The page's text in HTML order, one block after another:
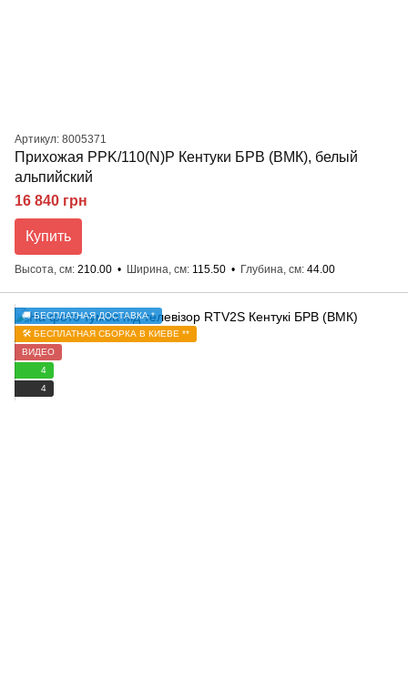
Артикул: 8005371
Прихожая PPK/110(N)P Кентуки БРВ (ВМК), белый
альпийский
16 840 грн
Купить
Высота, см 210.00 Ширина, см 115.50 Глубина, см 44.00
🚚 БЕСПЛАТНАЯ ДОСТАВКА *
🛠️ БЕСПЛАТНАЯ СБОРКА В КИЕВЕ **
ВИДЕО
4
4